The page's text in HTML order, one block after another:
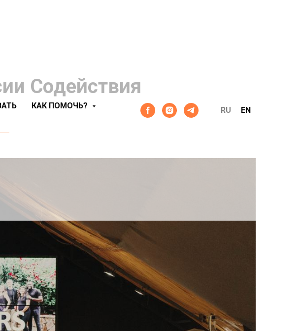
КАК ПОМОЧЬ?
RU EN
Содействия